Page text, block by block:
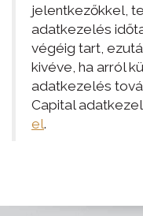
jelentkezőkkel,
adatkezelés
végéig tart,
kivéve, ha arról
adatkezelés
Capital
el.